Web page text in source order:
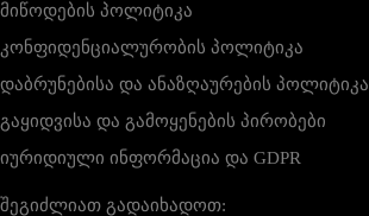
მიწოდების პოლიტიკა
კონფიდენციალურობის პოლიტიკა
დაბრუნებისა და ანაზღაურების პოლიტიკა
გაყიდვისა და გამოყენების პირობები
იურიდიული ინფორმაცია და GDPR
შეგიძლიათ გადაიხადოთ: